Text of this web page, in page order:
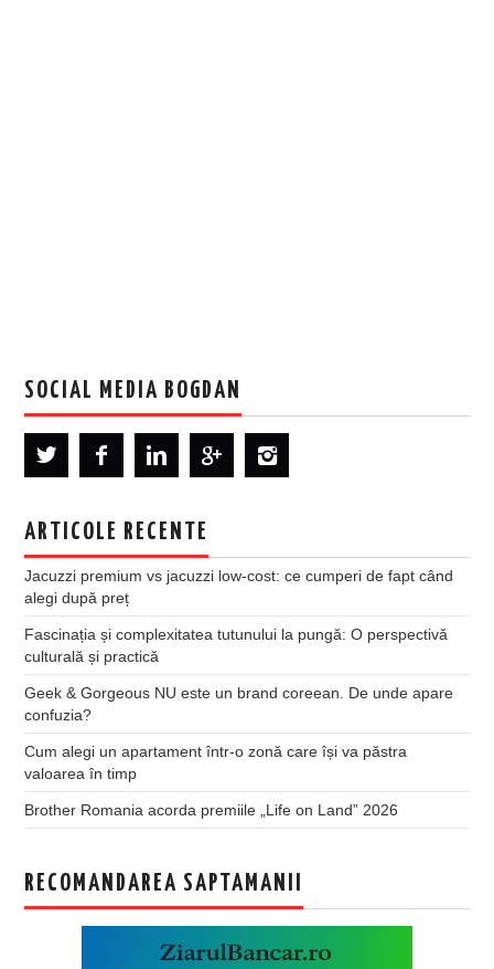
SOCIAL MEDIA BOGDAN
ARTICOLE RECENTE
Jacuzzi premium vs jacuzzi low-cost: ce cumperi de fapt când
alegi după preț
Fascinația și complexitatea tutunului la pungă: O perspectivă
culturală și practică
Geek & Gorgeous NU este un brand coreean. De unde apare
confuzia?
Cum alegi un apartament într-o zonă care își va păstra
valoarea în timp
Brother Romania acorda premiile „Life on Land” 2026
RECOMANDAREA SAPTAMANII